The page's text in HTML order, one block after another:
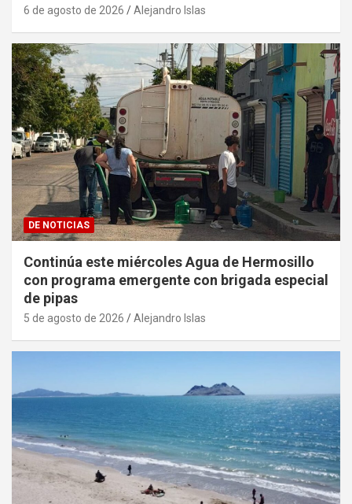
6 de agosto de 2026 Alejandro Islas
DE NOTICIAS
Continúa este miércoles Agua de Hermosillo
con programa emergente con brigada especial
de pipas
5 de agosto de 2026 Alejandro Islas